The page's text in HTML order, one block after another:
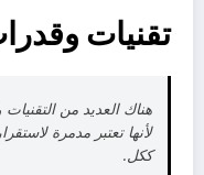
تقنيات
هناك العديد من التقنيات
لأنها تعتبر مدمرة
ككل.